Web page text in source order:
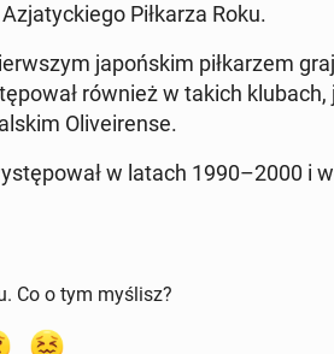
Pił­ka­rza Roku.
ja­poń­skim pił­ka­rzem
również w takich
Oli­ve­iren­se.
w latach 1990–2000 i
Co o tym myślisz?